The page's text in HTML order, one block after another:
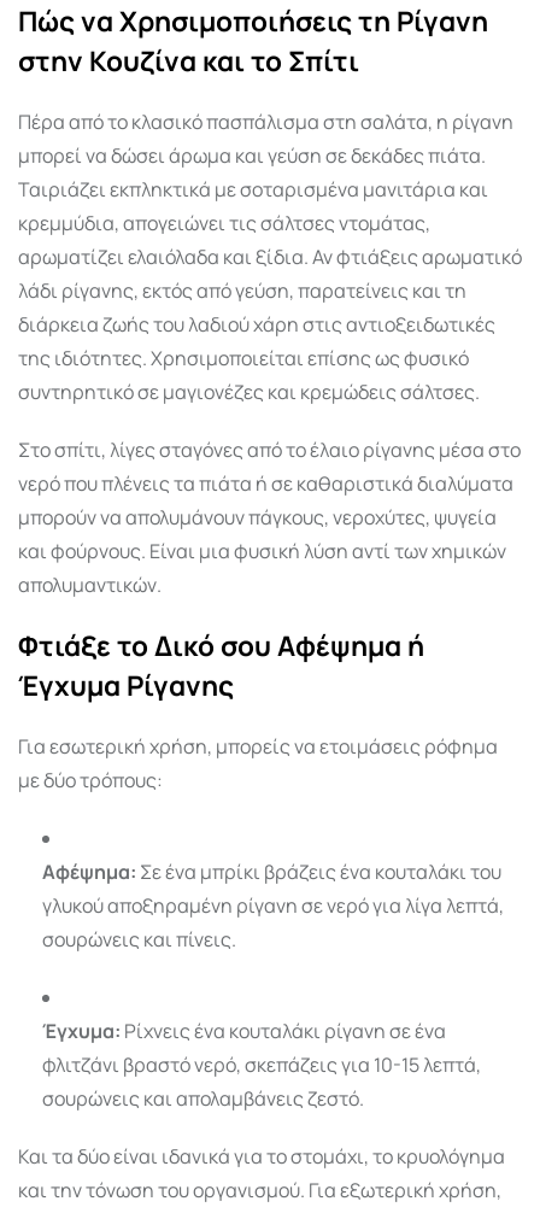
Πώς να Χρησιμοποιήσεις τη Ρίγανη
στην Κουζίνα και το Σπίτι
Πέρα από το κλασικό πασπάλισμα στη σαλάτα, η ρίγανη
μπορεί να δώσει άρωμα και γεύση σε δεκάδες πιάτα.
Ταιριάζει εκπληκτικά με σοταρισμένα μανιτάρια και
κρεμμύδια, απογειώνει τις σάλτσες ντομάτας,
αρωματίζει ελαιόλαδα και ξίδια. Αν φτιάξεις αρωματικό
λάδι ρίγανης, εκτός από γεύση, παρατείνεις και τη
διάρκεια ζωής του λαδιού χάρη στις αντιοξειδωτικές
της ιδιότητες. Χρησιμοποιείται επίσης ως φυσικό
συντηρητικό σε μαγιονέζες και κρεμώδεις σάλτσες.
Στο σπίτι, λίγες σταγόνες από το έλαιο ρίγανης μέσα στο
νερό που πλένεις τα πιάτα ή σε καθαριστικά διαλύματα
μπορούν να απολυμάνουν πάγκους, νεροχύτες, ψυγεία
και φούρνους. Είναι μια φυσική λύση αντί των χημικών
απολυμαντικών.
Φτιάξε το Δικό σου Αφέψημα ή
Έγχυμα Ρίγανης
Για εσωτερική χρήση, μπορείς να ετοιμάσεις ρόφημα
με δύο τρόπους:
Αφέψημα: Σε ένα μπρίκι βράζεις ένα κουταλάκι του
γλυκού αποξηραμένη ρίγανη σε νερό για λίγα λεπτά,
σουρώνεις και πίνεις.
Έγχυμα: Ρίχνεις ένα κουταλάκι ρίγανη σε ένα
φλιτζάνι βραστό νερό, σκεπάζεις για 10-15 λεπτά,
σουρώνεις και απολαμβάνεις ζεστό.
Και τα δύο είναι ιδανικά για το στομάχι, το κρυολόγημα
και την τόνωση του οργανισμού. Για εξωτερική χρήση,